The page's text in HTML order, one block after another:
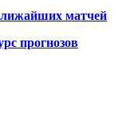
матчей
прогнозов